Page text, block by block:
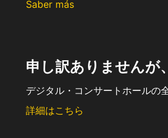
Saber más
申し訳ありませんが
デジタル・コンサートホールの
詳細はこちら